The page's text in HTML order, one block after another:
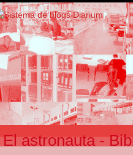
El astronauta -